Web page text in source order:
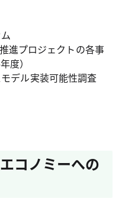
プロジェクトの各事
度）
ル実装可能性調査
コノミーへの